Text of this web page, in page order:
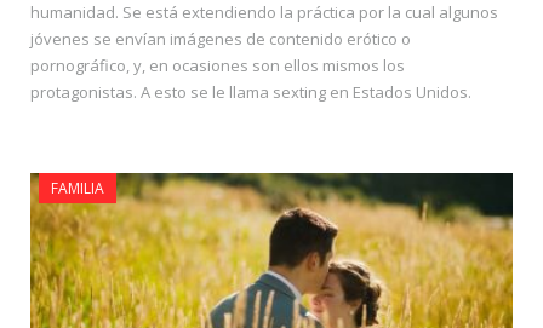
humanidad. Se está extendiendo la práctica por la cual algunos
jóvenes se envían imágenes de contenido erótico o
pornográfico, y, en ocasiones son ellos mismos los
protagonistas. A esto se le llama sexting en Estados Unidos.
FAMILIA